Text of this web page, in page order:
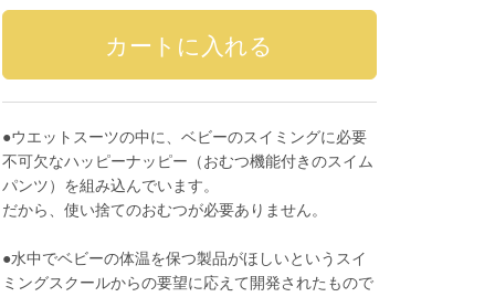
●ウエットスーツの中に、ベビーのスイミングに必要
不可欠なハッピーナッピー（おむつ機能付きのスイム
パンツ）を組み込んでいます。
だから、使い捨てのおむつが必要ありません。
●水中でベビーの体温を保つ製品がほしいというスイ
ミングスクールからの要望に応えて開発されたもので